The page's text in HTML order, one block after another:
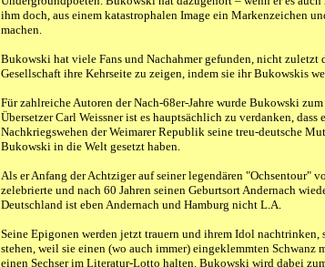
ihm doch, aus einem katastrophalen Image ein Markenzeichen
machen.
Bukowski hat viele Fans und Nachahmer gefunden, nicht zuletzt
Gesellschaft ihre Kehrseite zu zeigen, indem sie ihr Bukowskis
Für zahlreiche Autoren der Nach-68er-Jahre wurde Bukowski
Übersetzer Carl Weissner ist es hauptsächlich zu verdanken,
Nachkriegswehen der Weimarer Republik seine treu-deutsche
Bukowski in die Welt gesetzt haben.
Als er Anfang der Achtziger auf seiner legendären "Ochsentour"
zelebrierte und nach 60 Jahren seinen Geburtsort Andernach
Deutschland ist eben Andernach und Hamburg nicht L.A.
Seine Epigonen werden jetzt trauern und ihrem Idol nachtrinken,
stehen, weil sie einen (wo auch immer) eingeklemmten
einen Sechser im Literatur-Lotto halten. Bukowski wird dabei